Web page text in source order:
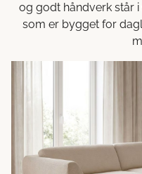
og godt håndverk står
som er bygget for